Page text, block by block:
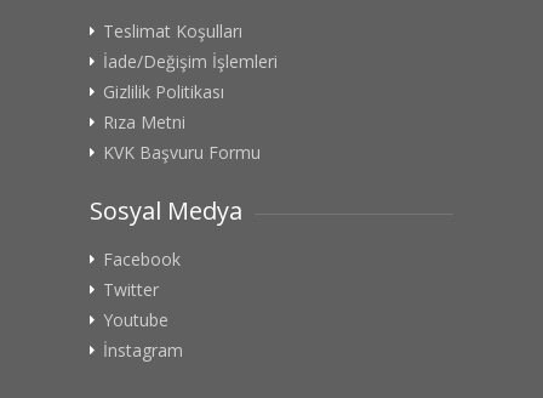
Teslimat Koşulları
İade/Değişim İşlemleri
Gizlilik Politikası
Rıza Metni
KVK Başvuru Formu
Sosyal Medya
Facebook
Twitter
Youtube
İnstagram